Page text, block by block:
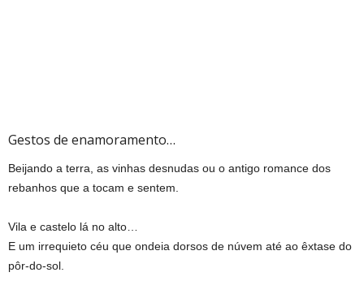
Gestos de enamoramento…
Beijando a terra, as vinhas desnudas ou o antigo romance dos
rebanhos que a tocam e sentem.
Vila e castelo lá no alto…
E um irrequieto céu que ondeia dorsos de núvem até ao êxtase do
pôr-do-sol.